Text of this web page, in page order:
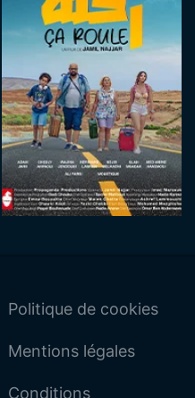
Politique de cookies
Mentions légales
Conditions